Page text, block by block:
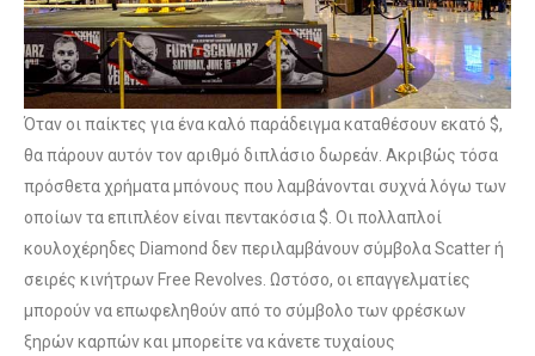
Όταν οι παίκτες για ένα καλό παράδειγμα καταθέσουν εκατό $,
θα πάρουν αυτόν τον αριθμό διπλάσιο δωρεάν. Ακριβώς τόσα
πρόσθετα χρήματα μπόνους που λαμβάνονται συχνά λόγω των
οποίων τα επιπλέον είναι πεντακόσια $. Οι πολλαπλοί
κουλοχέρηδες Diamond δεν περιλαμβάνουν σύμβολα Scatter ή
σειρές κινήτρων Free Revolves. Ωστόσο, οι επαγγελματίες
μπορούν να επωφεληθούν από το σύμβολο των φρέσκων
ξηρών καρπών και μπορείτε να κάνετε τυχαίους